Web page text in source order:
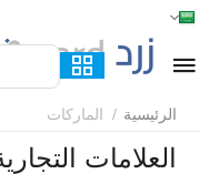
الرئيسية / الماركات
العلامات
الرئيسية القائمة